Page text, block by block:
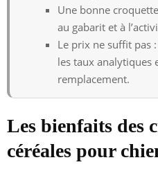
Une bonne
au gabarit et à
Le prix ne suffit pas
les taux analytiques
remplacement.
Les bienfaits des
céréales pour